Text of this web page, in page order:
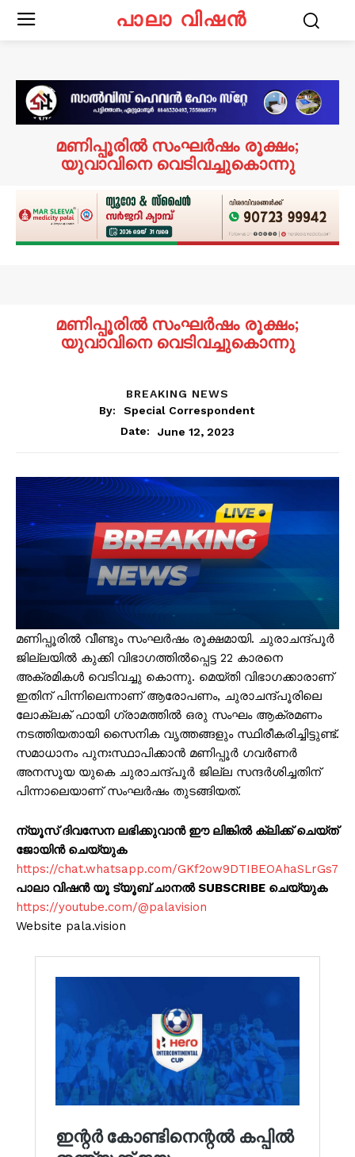
പാലാ വിഷൻ
മണിപ്പൂരിൽ സംഘർഷം രൂക്ഷം;
യുവാവിനെ വെടിവച്ചുകൊന്നു
മണിപ്പൂരിൽ സംഘർഷം രൂക്ഷം;
യുവാവിനെ വെടിവച്ചുകൊന്നു
BREAKING NEWS
By:
Special Correspondent
Date:
June 12, 2023
മണിപ്പൂരിൽ വീണ്ടും സംഘർഷം രൂക്ഷമായി. ചുരാചന്ദ്പൂർ
ജില്ലയിൽ കുക്കി വിഭാഗത്തിൽപ്പെട്ട 22 കാരനെ
അക്രമികൾ വെടിവച്ചു കൊന്നു. മെയ്തി വിഭാഗക്കാരാണ്
ഇതിന് പിന്നിലെന്നാണ് ആരോപണം, ചുരാചന്ദ്പൂരിലെ
ലോക്ലക് ഫായി ഗ്രാമത്തിൽ ഒരു സംഘം ആക്രമണം
നടത്തിയതായി സൈനിക വൃത്തങ്ങളും സ്ഥിരീകരിച്ചിട്ടുണ്ട്.
സമാധാനം പുനഃസ്ഥാപിക്കാൻ മണിപ്പൂർ ഗവർണർ
അനസൂയ യുകെ ചുരാചന്ദ്പൂർ ജില്ല സന്ദർശിച്ചതിന്
പിന്നാലെയാണ് സംഘർഷം തുടങ്ങിയത്.
ന്യൂസ് ദിവസേന ലഭിക്കുവാൻ ഈ ലിങ്കിൽ ക്ലിക്ക് ചെയ്ത്
ജോയിൻ ചെയ്യുക
https://chat.whatsapp.com/GKf2ow9DTIBEOAhaSLrGs7
പാലാ വിഷൻ യൂ ട്യൂബ് ചാനൽ SUBSCRIBE ചെയ്യുക
https://youtube.com/@palavision
Website pala.vision